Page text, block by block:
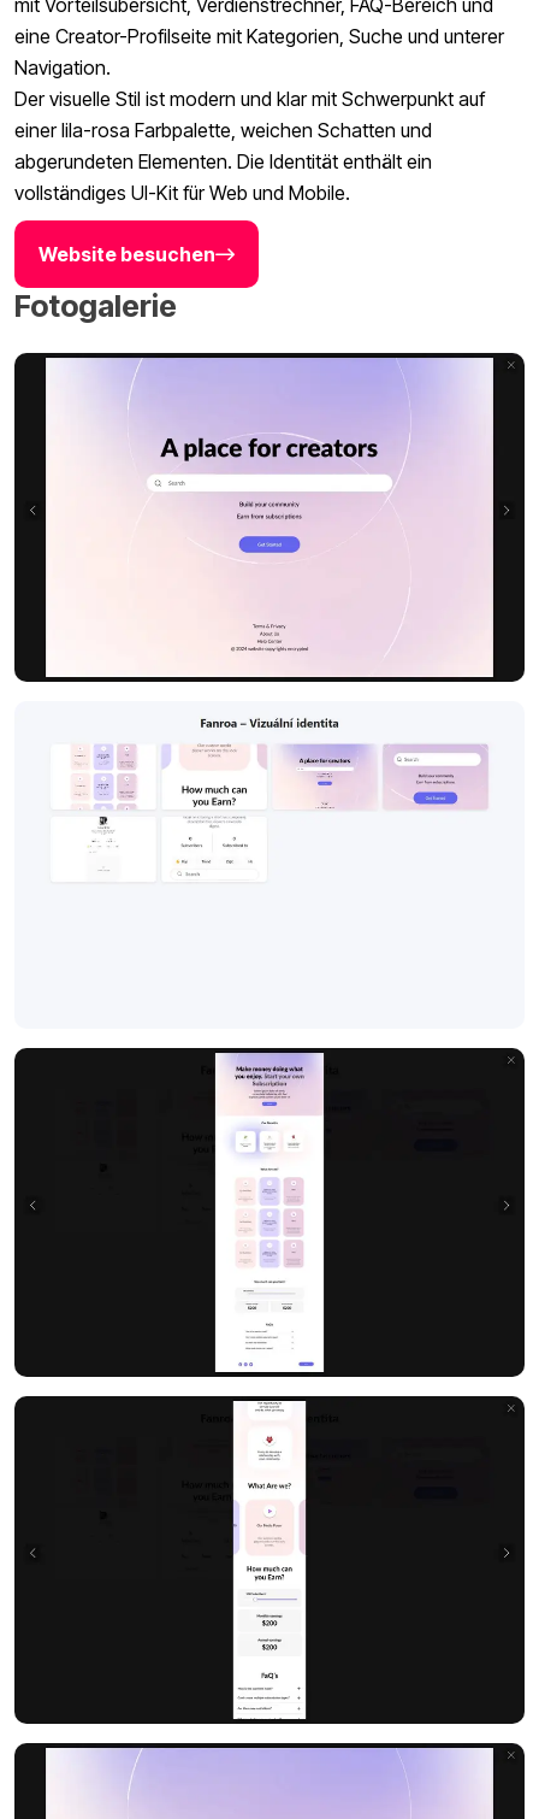
mit Vorteilsübersicht, Verdienstrechner, FAQ-Bereich und
eine Creator-Profilseite mit Kategorien, Suche und unterer
Navigation.
Der visuelle Stil ist modern und klar mit Schwerpunkt auf
einer lila-rosa Farbpalette, weichen Schatten und
abgerundeten Elementen. Die Identität enthält ein
vollständiges UI-Kit für Web und Mobile.
Website besuchen
Fotogalerie